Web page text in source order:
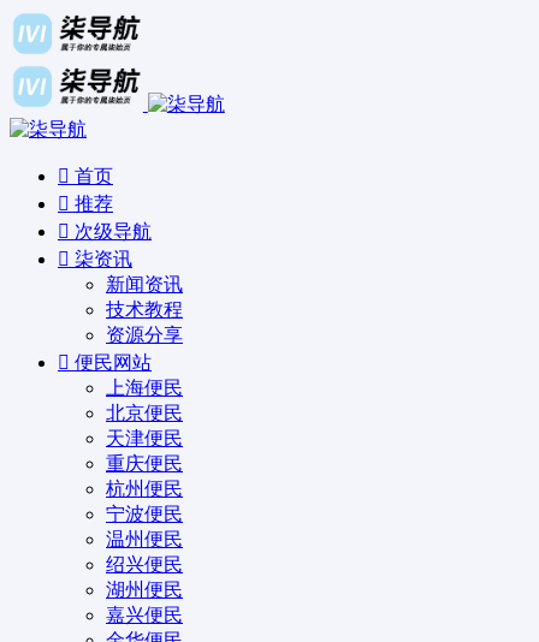
首页
推荐
次级导航
柒资讯
新闻资讯
技术教程
资源分享
便民网站
上海便民
北京便民
天津便民
重庆便民
杭州便民
宁波便民
温州便民
绍兴便民
湖州便民
嘉兴便民